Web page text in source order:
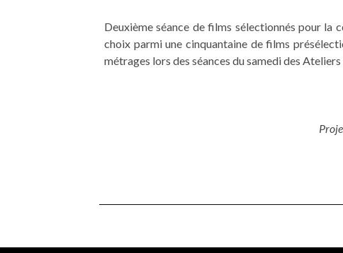
Deuxième séance de films sélectionnés pour
choix parmi une cinquantaine de films
métrages lors des séances du samedi des